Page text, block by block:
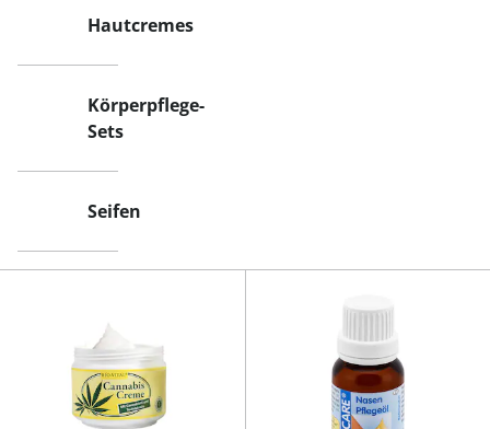
Hautcremes
Körperpflege-
Sets
Seifen